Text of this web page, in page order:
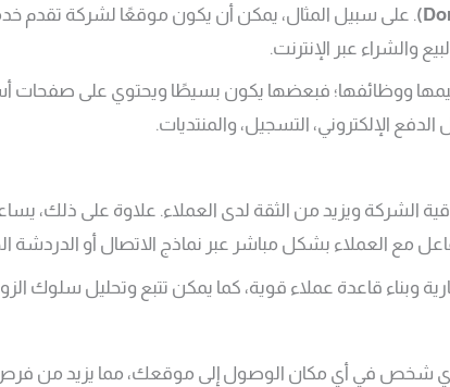
. على سبيل المثال، يمكن أن يكون موقعًا لشركة تقدم
والشراء عبر الإنترنت.
ووظائفها؛ فبعضها يكون بسيطًا ويحتوي على صفحات
الإلكتروني، التسجيل، والمنتديات.
الشركة ويزيد من الثقة لدى العملاء. علاوة على ذلك،
مع العملاء بشكل مباشر عبر نماذج الاتصال أو الدردشة
وبناء قاعدة عملاء قوية، كما يمكن تتبع وتحليل سلوك
شخص في أي مكان الوصول إلى موقعك، مما يزيد من فرص